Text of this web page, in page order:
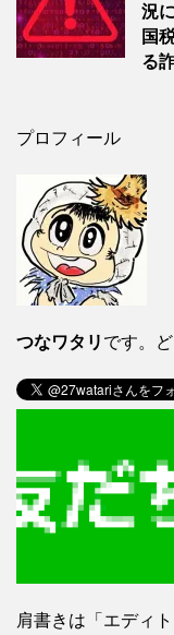
況
国
る
プロフィール
つなワタリ です。
肩書きは「エディ